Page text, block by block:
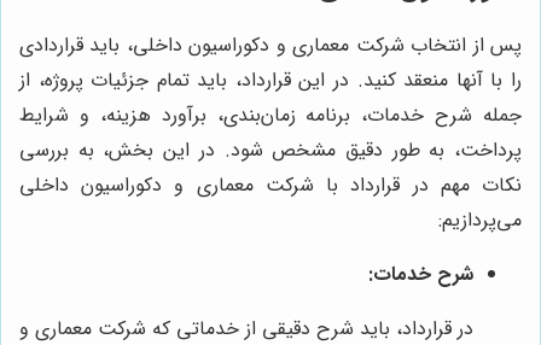
پس از انتخاب شرکت معماری و دکوراسیون داخلی، باید قراردادی
را با آنها منعقد کنید. در این قرارداد، باید تمام جزئیات پروژه، از
جمله شرح خدمات، برنامه زمان‌بندی، برآورد هزینه، و شرایط
پرداخت، به طور دقیق مشخص شود. در این بخش، به بررسی
نکات مهم در قرارداد با شرکت معماری و دکوراسیون داخلی
می‌پردازیم:
شرح خدمات:
در قرارداد، باید شرح دقیقی از خدماتی که شرکت معماری و